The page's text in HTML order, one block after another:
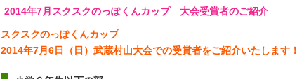
2014年7月スクスクのっぽくんカップ 大会受賞者のご紹介
スクスクのっぽくんカップ
2014年7月6日（日）武蔵村山大会での受賞者をご紹介いたします！